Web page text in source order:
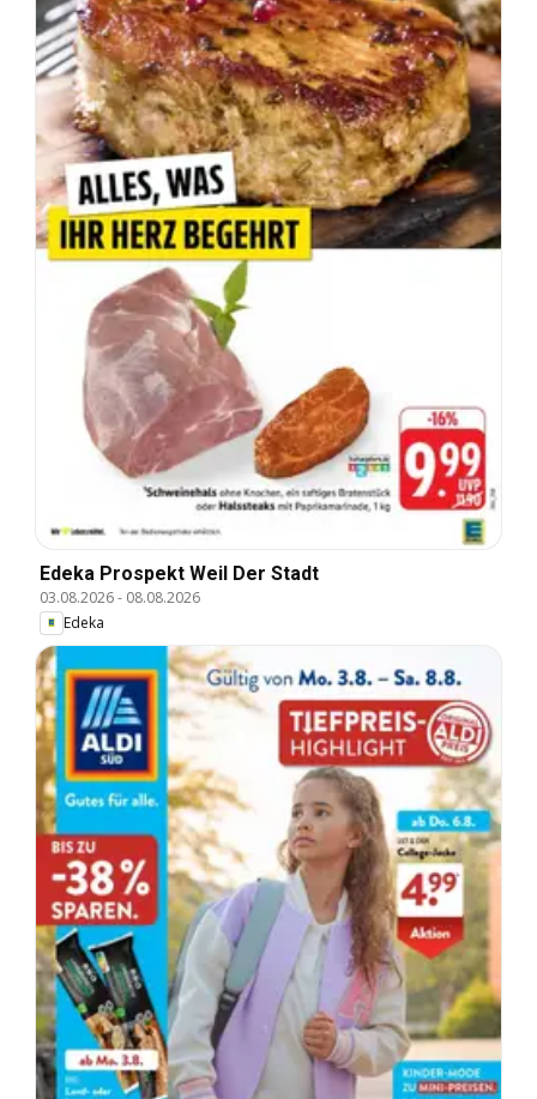
Edeka Prospekt Weil Der Stadt
03.08.2026- 08.08.2026
Edeka